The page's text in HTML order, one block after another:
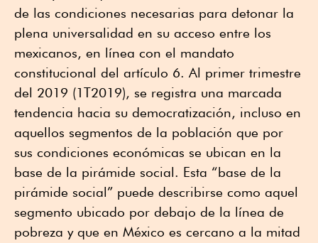
de las condiciones necesarias para detonar la
plena universalidad en su acceso entre los
mexicanos, en línea con el mandato
constitucional del artículo 6. Al primer trimestre
del 2019 (1T2019), se registra una marcada
tendencia hacia su democratización, incluso en
aquellos segmentos de la población que por
sus condiciones económicas se ubican en la
base de la pirámide social. Esta “base de la
pirámide social” puede describirse como aquel
segmento ubicado por debajo de la línea de
pobreza y que en México es cercano a la mitad